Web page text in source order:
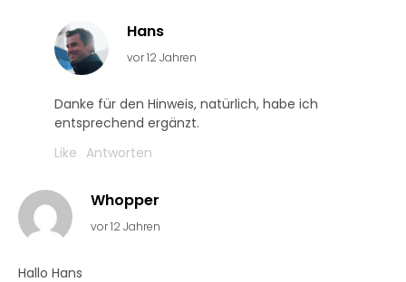
Hans
vor 12 Jahren
Danke für den Hinweis, natürlich, habe ich
entsprechend ergänzt.
Like Antworten
Whopper
vor 12 Jahren
Hallo Hans